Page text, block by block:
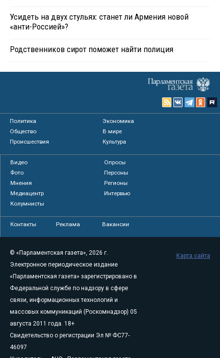
Усидеть на двух стульях: станет ли Армения новой
«анти-Россией»?
Родственников сирот поможет найти полиция
Политика
Экономика
Общество
В мире
Происшествия
Культура
Видео
Опросы
Фото
Персоны
Мнения
Регионы
Медиацентр
Интервью
Колумнисты
Контакты Реклама Вакансии
© «Парламентская газета», 2026 г.
Электронное периодическое издание
«Парламентская газета» зарегистрировано в
Федеральной службе по надзору в сфере
связи, информационных технологий и
массовых коммуникаций (Роскомнадзор) 05
августа 2011 года. 18+
Свидетельство о регистрации Эл № ФС77-
46097
Карта сайта